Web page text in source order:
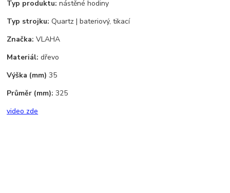
Typ produktu: nástěné hodiny
Typ strojku: Quartz | bateriový, tikací
Značka: VLAHA
Materiál: dřevo
Výška (mm) 35
Průměr (mm): 325
video zde